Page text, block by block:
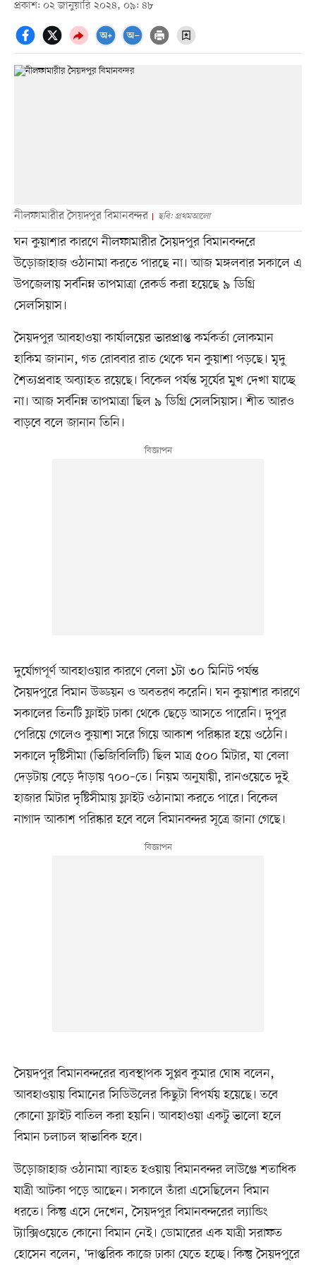
প্রকাশ: ০২ জানুয়ারি ২০২৪, ০৯: ৪৮
নীলফামারীর সৈয়দপুর বিমানবন্দর ছবি: প্রথমআলো
ঘন কুয়াশার কারণে নীলফামারীর সৈয়দপুর বিমানবন্দরে
উড়োজাহাজ ওঠানামা করতে পারছে না। আজ মঙ্গলবার সকালে এ
উপজেলায় সর্বনিম্ন তাপমাত্রা রেকর্ড করা হয়েছে ৯ ডিগ্রি
সেলসিয়াস।
সৈয়দপুর আবহাওয়া কার্যালয়ের ভারপ্রাপ্ত কর্মকর্তা লোকমান
হাকিম জানান, গত রোববার রাত থেকে ঘন কুয়াশা পড়ছে। মৃদু
শৈত্যপ্রবাহ অব্যাহত রয়েছে। বিকেল পর্যন্ত সূর্যের মুখ দেখা যাচ্ছে
না। আজ সর্বনিম্ন তাপমাত্রা ছিল ৯ ডিগ্রি সেলসিয়াস। শীত আরও
বাড়বে বলে জানান তিনি।
দুর্যোগপূর্ণ আবহাওয়ার কারণে বেলা ১টা ৩০ মিনিট পর্যন্ত
সৈয়দপুরে বিমান উড্ডয়ন ও অবতরণ করেনি। ঘন কুয়াশার কারণে
সকালের তিনটি ফ্লাইট ঢাকা থেকে ছেড়ে আসতে পারেনি। দুপুর
পেরিয়ে গেলেও কুয়াশা সরে গিয়ে আকাশ পরিষ্কার হয়ে ওঠেনি।
সকালে দৃষ্টিসীমা (ভিজিবিলিটি) ছিল মাত্র ৫০০ মিটার, যা বেলা
দেড়টায় বেড়ে দাঁড়ায় ৭০০–তে। নিয়ম অনুযায়ী, রানওয়েতে দুই
হাজার মিটার দৃষ্টিসীমায় ফ্লাইট ওঠানামা করতে পারে। বিকেল
নাগাদ আকাশ পরিষ্কার হবে বলে বিমানবন্দর সূত্রে জানা গেছে।
সৈয়দপুর বিমানবন্দরের ব্যবস্থাপক সুপ্লব কুমার ঘোষ বলেন,
আবহাওয়ায় বিমানের সিডিউলের কিছুটা বিপর্যয় হয়েছে। তবে
কোনো ফ্লাইট বাতিল করা হয়নি। আবহাওয়া একটু ভালো হলে
বিমান চলাচল স্বাভাবিক হবে।
উড়োজাহাজ ওঠানামা ব্যাহত হওয়ায় বিমানবন্দর লাউঞ্জে শতাধিক
যাত্রী আটকা পড়ে আছেন। সকালে তাঁরা এসেছিলেন বিমান
ধরতে। কিন্তু এসে দেখেন, সৈয়দপুর বিমানবন্দরের ল্যান্ডিং
ট্যাক্সিওয়েতে কোনো বিমান নেই। ডোমারের এক যাত্রী সরাফত
হোসেন বলেন, ‘দাপ্তরিক কাজে ঢাকা যেতে হচ্ছে। কিন্তু সৈয়দপুরে